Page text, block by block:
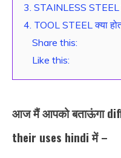
3. STAINLESS
4. TOOL STEEL क्या
Share this:
Like this:
आज मैं आपको बताऊंगा
their uses hindi में –